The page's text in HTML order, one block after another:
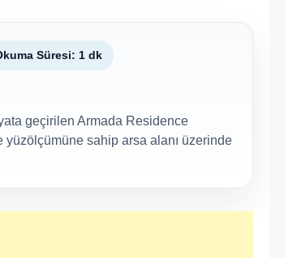
Süresi: 1 dk
geçirilen Armada Residence
yüzölçümüne sahip arsa alanı üzerinde